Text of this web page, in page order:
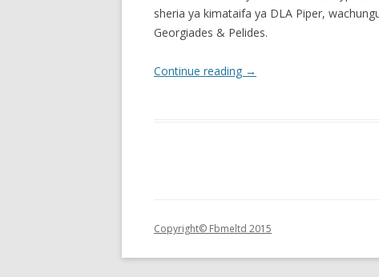
sheria ya kimataifa ya DLA Piper,
Georgiades & Pelides.
Continue reading →
Copyright© Fbmeltd 2015